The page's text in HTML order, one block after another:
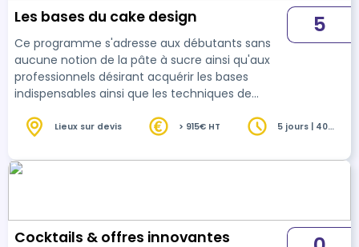
Les bases du cake design
Ce programme s'adresse aux débutants sans
aucune notion de la pâte à sucre ainsi qu'aux
professionnels désirant acquérir les bases
indispensables ainsi que les techniques de
5
Lieux sur devis > 915€ HT
5 jours | 40
Cocktails & offres innovantes